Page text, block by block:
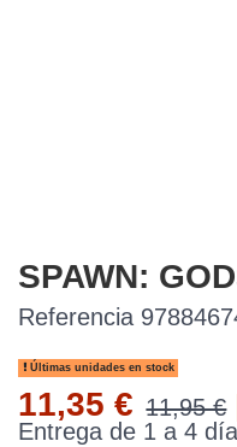
SPAWN:
Referencia
Últimas unidades en stock
11,35 € 11,95 €
Entrega de 1 a 4